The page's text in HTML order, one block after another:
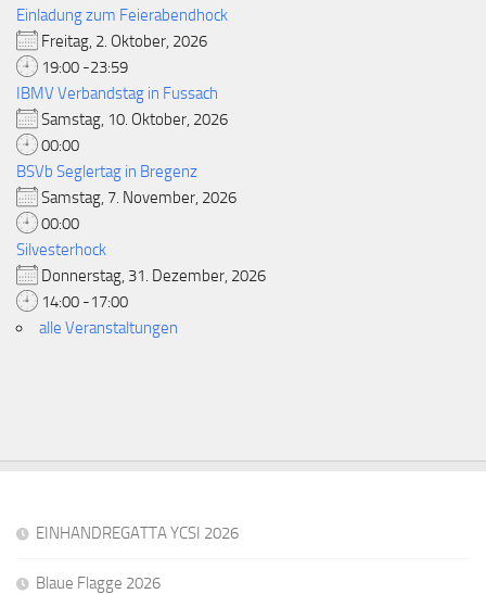
Einladung zum Feierabendhock
Freitag, 2. Oktober, 2026
19:00 -23:59
IBMV Verbandstag in Fussach
Samstag, 10. Oktober, 2026
00:00
BSVb Seglertag in Bregenz
Samstag, 7. November, 2026
00:00
Silvesterhock
Donnerstag, 31. Dezember, 2026
14:00 -17:00
alle Veranstaltungen
EINHANDREGATTA YCSI 2026
Blaue Flagge 2026